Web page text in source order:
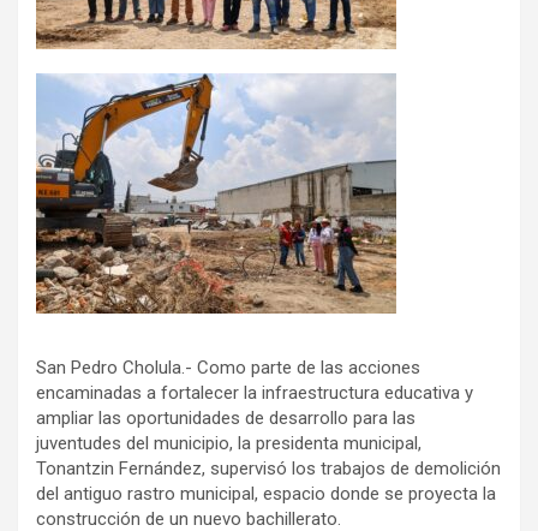
San Pedro Cholula.- Como parte de las acciones
encaminadas a fortalecer la infraestructura educativa y
ampliar las oportunidades de desarrollo para las
juventudes del municipio, la presidenta municipal,
Tonantzin Fernández, supervisó los trabajos de demolición
del antiguo rastro municipal, espacio donde se proyecta la
construcción de un nuevo bachillerato.